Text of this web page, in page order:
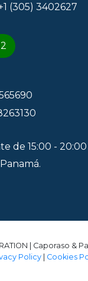
(305) 3402627
de 15:00 -
| Caporaso &
Policy| Cookies